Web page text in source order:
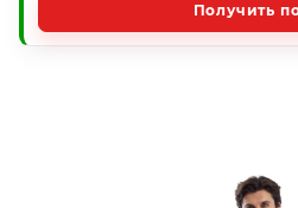
Получить